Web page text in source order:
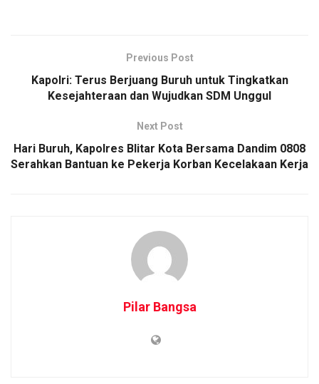
Previous Post
Kapolri: Terus Berjuang Buruh untuk Tingkatkan
Kesejahteraan dan Wujudkan SDM Unggul
Next Post
Hari Buruh, Kapolres Blitar Kota Bersama Dandim 0808
Serahkan Bantuan ke Pekerja Korban Kecelakaan Kerja
Pilar Bangsa